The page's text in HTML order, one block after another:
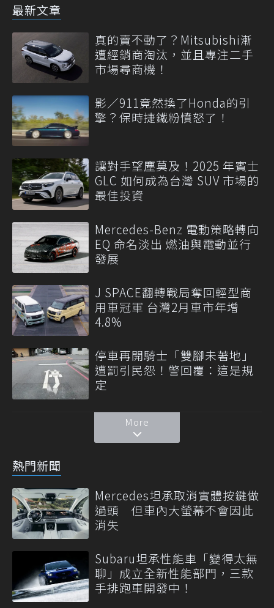
最新文章
真的賣不動了？Mitsubishi漸
遭經銷商淘汰，並且專注二手
市場尋商機！
影／911竟然換了Honda的引
擎？保時捷鐵粉憤怒了！
讓對手望塵莫及！2025 年賓士
GLC 如何成為台灣 SUV 市場的
最佳投資
Mercedes-Benz 電動策略轉向
EQ 命名淡出 燃油與電動並行
發展
J SPACE翻轉戰局奪回輕型商
用車冠軍 台灣2月車市年增
4.8%
停車再開騎士「雙腳未著地」
遭罰引民怨！警回覆：這是規
定
More
熱門新聞
Mercedes坦承取消實體按鍵做
過頭 但車內大螢幕不會因此
消失
Subaru坦承性能車「變得太無
聊」成立全新性能部門，三款
手排跑車開發中！